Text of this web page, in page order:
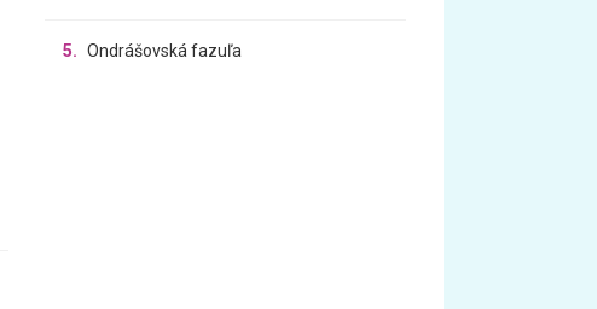
5. Ondrášovská fazuľa